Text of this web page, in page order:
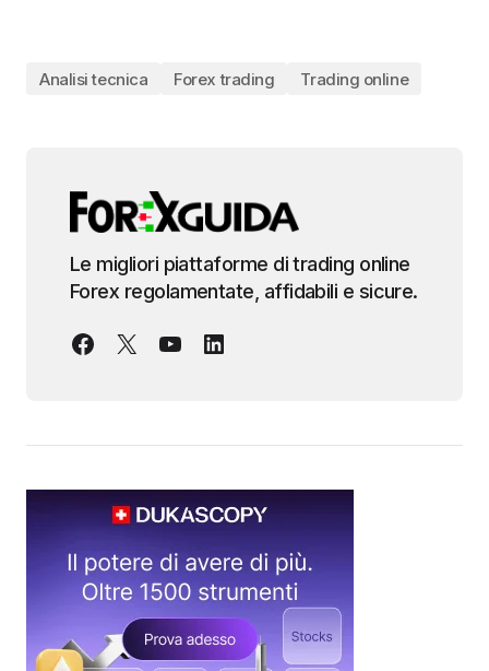
Analisi tecnica Forex trading Trading online
Le migliori piattaforme di trading online
Forex regolamentate, affidabili e sicure.